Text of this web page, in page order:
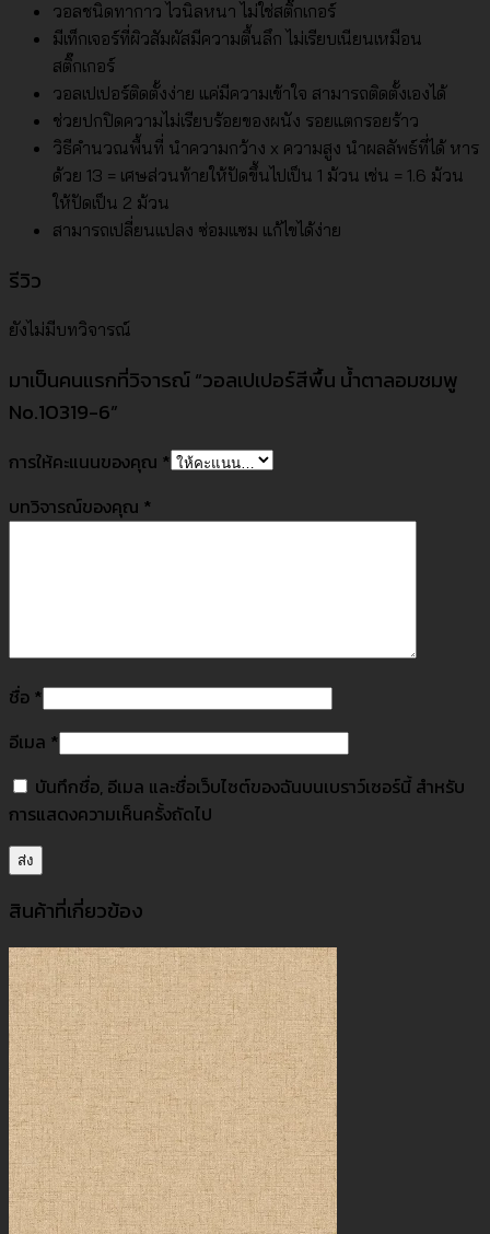
วอลชนิดทากาว ไวนิลหนา ไม่ใช่สติ๊กเกอร์
มีเท็กเจอร์ที่ผิวสัมผัสมีความตื้นลึก ไม่เรียบเนียนเหมือน
สติ๊กเกอร์
วอลเปเปอร์ติดตั้งง่าย แค่มีความเข้าใจ สามารถติดตั้งเองได้
ช่วยปกปิดความไม่เรียบร้อยของผนัง รอยแตกรอยร้าว
วิธีคำนวณพื้นที่ นำความกว้าง x ความสูง นำผลลัพธ์ที่ได้ หาร
ด้วย 13 = เศษส่วนท้ายให้ปัดขึ้นไปเป็น 1 ม้วน เช่น = 1.6 ม้วน
ให้ปัดเป็น 2 ม้วน
สามารถเปลี่ยนแปลง ซ่อมแซม แก้ไขได้ง่าย
รีวิว
ยังไม่มีบทวิจารณ์
มาเป็นคนแรกที่วิจารณ์ “วอลเปเปอร์สีพื้น น้ำตาลอมชมพู
No.10319-6”
การให้คะแนนของคุณ *
บทวิจารณ์ของคุณ *
ชื่อ *
อีเมล *
บันทึกชื่อ, อีเมล และชื่อเว็บไซต์ของฉันบนเบราว์เซอร์นี้ สำหรับ
การแสดงความเห็นครั้งถัดไป
สินค้าที่เกี่ยวข้อง